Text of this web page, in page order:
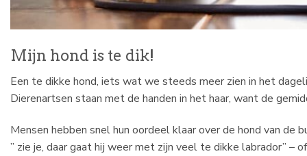
Mijn hond is te dik!
Een te dikke hond, iets wat we steeds meer zien in het
Dierenartsen staan met de handen in het haar, want de
Mensen hebben snel hun oordeel klaar over de hond van de
” zie je, daar gaat hij weer met zijn veel te dikke labrador” –